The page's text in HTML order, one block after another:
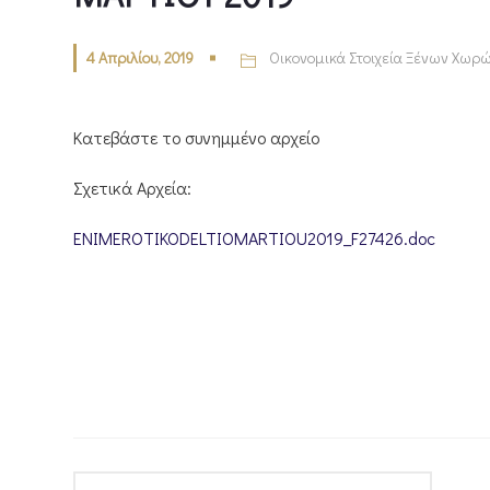
4 Απριλίου, 2019 Οικονομικά Στοιχεία Ξένων
Κατεβάστε το συνημμένο αρχείο
Σχετικά Αρχεία:
ENIMEROTIKODELTIOMARTIOU2019_F27426.doc